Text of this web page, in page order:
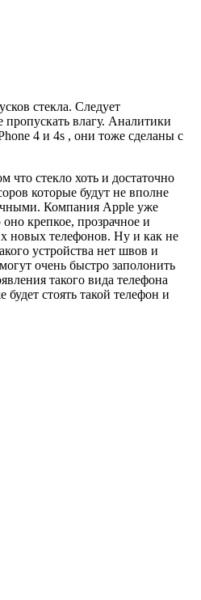
стекла. Следует
влагу. Аналитики
4 и 4s , они тоже сделаны с
что стекло хоть и достаточно
которые будут не вполне
Компания Apple уже
крепкое, прозрачное и
новых телефонов. Ну и как не
устройства нет швов и
очень быстро заполонить
такого вида телефона
стоять такой телефон и